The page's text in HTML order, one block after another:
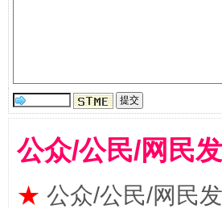
揭批美国五大"原罪"
公众/公民/网民
★ 公众/公民/网民